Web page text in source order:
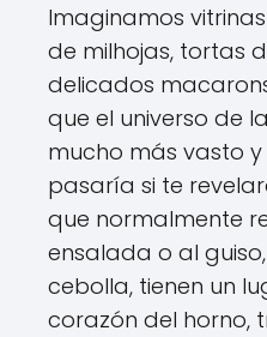
Imaginamos
de milhojas, tortas
delicados
que el universo de
mucho más vasto
pasaría si te
que normalmente
ensalada o al
cebolla, tienen un
corazón del horno,